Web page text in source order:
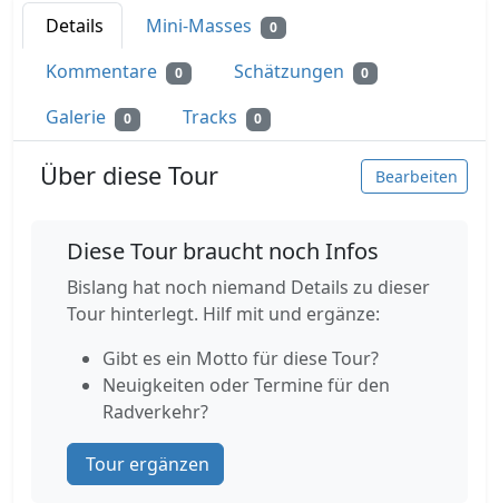
Details Mini-Masses 0
Kommentare 0 Schätzungen 0
Galerie 0 Tracks 0
Über diese Tour Bearbeiten
Diese Tour braucht noch Infos
Bislang hat noch niemand Details zu dieser
Tour hinterlegt. Hilf mit und ergänze:
Gibt es ein Motto für diese Tour?
Neuigkeiten oder Termine für den
Radverkehr?
Tour ergänzen